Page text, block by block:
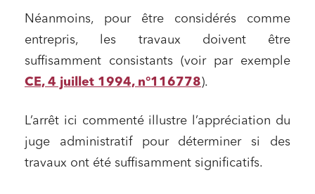
Néanmoins, pour être considérés comme
entrepris, les travaux doivent être
suffisamment consistants (voir par exemple
CE, 4 juillet 1994, n°116778).
L’arrêt ici commenté illustre l’appréciation du
juge administratif pour déterminer si des
travaux ont été suffisamment significatifs.